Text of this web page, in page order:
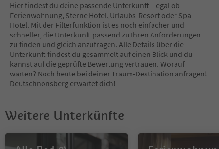
Hier findest du deine passende Unterkunft – egal ob
Ferienwohnung, Sterne Hotel, Urlaubs-Resort oder Spa
Hotel. Mit der Filterfunktion ist es noch einfacher und
schneller, die Unterkunft passend zu Ihren Anforderungen
zu finden und gleich anzufragen. Alle Details über die
Unterkunft findest du gesammelt auf einen Blick und du
kannst auf die geprüfte Bewertung vertrauen. Worauf
warten? Noch heute bei deiner Traum-Destination anfragen!
Deutschnonsberg erwartet dich!
Weitere Unterkünfte